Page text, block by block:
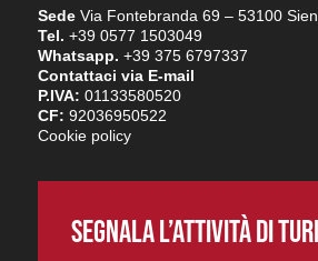
SedeVia Fontebranda 69 – 53100
Tel. +39 0577 1503049
Whatsapp. +39 375 6797337
Contattaci via E-mail
P.IVA: 01133580520
CF: 92036950522
Cookie policy
SEGNALA L’ATTIVITÀ DI